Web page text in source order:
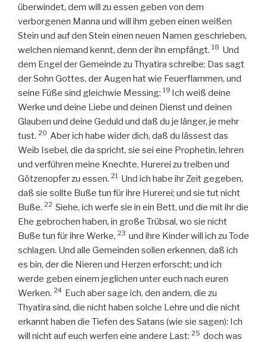
überwindet, dem will zu essen geben von dem
verborgenen Manna und will ihm geben einen weißen
Stein und auf den Stein einen neuen Namen geschrieben,
welchen niemand kennt, denn der ihn empfängt. 18 Und
dem Engel der Gemeinde zu Thyatira schreibe: Das sagt
der Sohn Gottes, der Augen hat wie Feuerflammen, und
seine Füße sind gleichwie Messing: 19 Ich weiß deine
Werke und deine Liebe und deinen Dienst und deinen
Glauben und deine Geduld und daß du je länger, je mehr
tust. 20 Aber ich habe wider dich, daß du lässest das
Weib Isebel, die da spricht, sie sei eine Prophetin, lehren
und verführen meine Knechte, Hurerei zu treiben und
Götzenopfer zu essen. 21 Und ich habe ihr Zeit gegeben,
daß sie sollte Buße tun für ihre Hurerei; und sie tut nicht
Buße. 22 Siehe, ich werfe sie in ein Bett, und die mit ihr die
Ehe gebrochen haben, in große Trübsal, wo sie nicht
Buße tun für ihre Werke, 23 und ihre Kinder will ich zu Tode
schlagen. Und alle Gemeinden sollen erkennen, daß ich
es bin, der die Nieren und Herzen erforscht; und ich
werde geben einem jeglichen unter euch nach euren
Werken. 24 Euch aber sage ich, den andern, die zu
Thyatira sind, die nicht haben solche Lehre und die nicht
erkannt haben die Tiefen des Satans (wie sie sagen): Ich
will nicht auf euch werfen eine andere Last: 25 doch was